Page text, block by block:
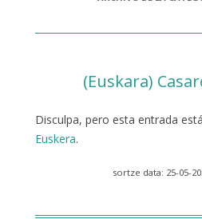
(Euskara)
Disculpa, pero esta entrada
Euskera.
sortze data: 25-05-